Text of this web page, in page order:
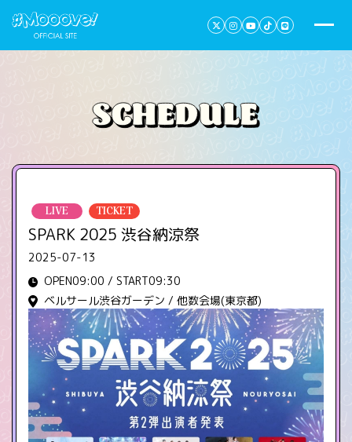
LIVE TICKET
SPARK 2025 渋谷納涼祭
2025-07-13
OPEN09:00 / START09:30
ベルサール渋谷ガーデン / 他数会場(東京都)